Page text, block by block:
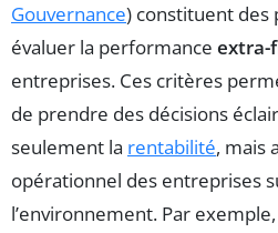
Gouvernance) constituent des
évaluer la performance extra-
entreprises. Ces critères
de prendre des décisions
seulement la rentabilité, mais
opérationnel des entreprises
l’environnement. Par